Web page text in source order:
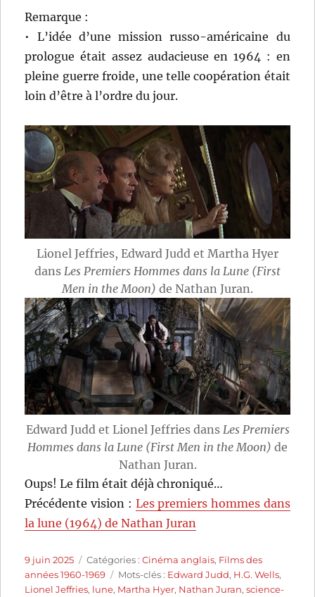
Remarque :
• L’idée d’une mission russo-américaine du
prologue était assez audacieuse en 1964 : en
pleine guerre froide, une telle coopération était
loin d’être à l’ordre du jour.
Lionel Jeffries, Edward Judd et Martha Hyer
dans Les Premiers Hommes dans la Lune (First
Men in the Moon) de Nathan Juran.
Edward Judd et Lionel Jeffries dans Les Premiers
Hommes dans la Lune (First Men in the Moon) de
Nathan Juran.
Oups! Le film était déjà chroniqué…
Précédente vision : Les premiers hommes dans
la lune (1964) de Nathan Juran
Publié
le
9 juin 2025 Catégories
Catégories :Cinéma anglais, Films des
années 1960-1969
Étiquettes
Mots-clés : Edward Judd, H.G. Wells,
Lionel Jeffries, lune, Martha Hyer, Nathan Juran,science-